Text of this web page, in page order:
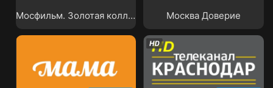
Мосфильм. Золотая коллекция Москва Доверие